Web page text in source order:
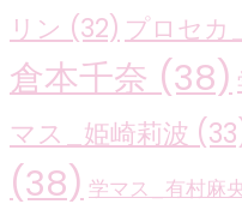
リン (32) プロセカ
倉本千奈 (38)
マス_姫崎莉波
(38) 学マス_有村麻